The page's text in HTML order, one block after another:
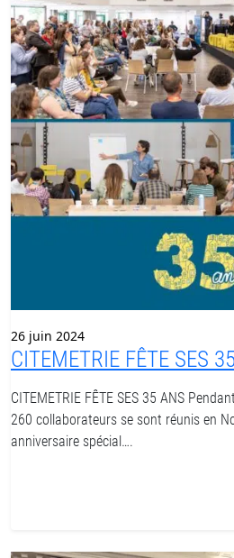
26 juin 2024
CITEMETRIE FÊTE SES
CITEMETRIE FÊTE SES 35 ANS
260 collaborateurs se sont réunis en
anniversaire spécial….